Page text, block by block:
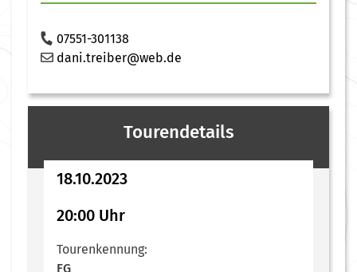
07551-301138
dani.treiber@web.de
Tourendetails
18.10.2023
20:00 Uhr
Tourenkennung:
FG